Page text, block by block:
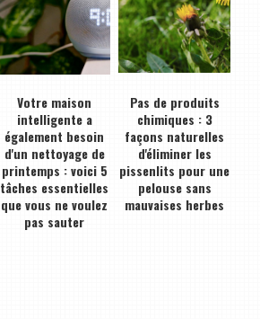
Votre maison
intelligente a
également besoin
d'un nettoyage de
printemps : voici 5
tâches essentielles
que vous ne voulez
pas sauter
Pas de produits
chimiques : 3
façons naturelles
d'éliminer les
pissenlits pour une
pelouse sans
mauvaises herbes